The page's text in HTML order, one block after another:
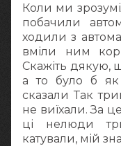
Коли ми
побачили
ходили з
вміли ним
Скажіть дякую,
а то було б як
сказали Так
не виїхали. За
ці нелюди
катували, мій